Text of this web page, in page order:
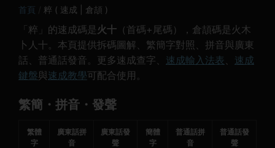
首頁 粹 ( 速成 | 倉頡 )
「粹」的速成碼是 火十 （首碼+尾碼），倉頡碼是火木
卜人十。本頁提供拆碼圖解、繁簡字對照、拼音與廣東
話、普通話發音。更多速成查字、 速成輸入法表、 速成
鍵盤與速成教學可配合使用。
繁簡・拼音・發聲
繁體
字
廣東話拼
音
廣東話發
聲
簡體
字
普通話拼
音
普通話發
聲